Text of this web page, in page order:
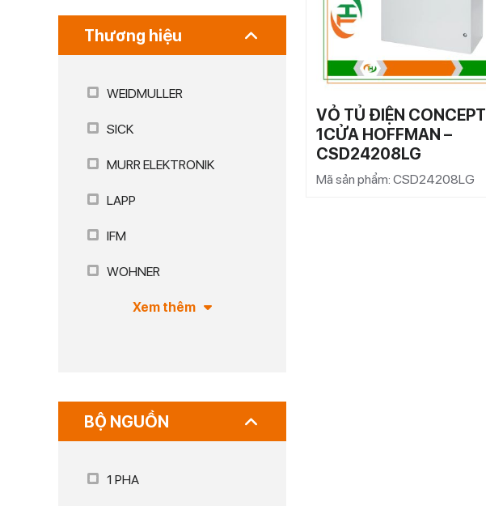
Thương hiệu
WEIDMULLER
SICK
MURR ELEKTRONIK
LAPP
IFM
WOHNER
Xem thêm
BỘ NGUỒN
1 PHA
VỎ TỦ ĐIỆN CONCEPT
1CỬA HOFFMAN –
CSD24208LG
Mã sản phẩm: CSD24208LG